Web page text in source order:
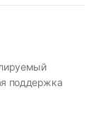
поддержка